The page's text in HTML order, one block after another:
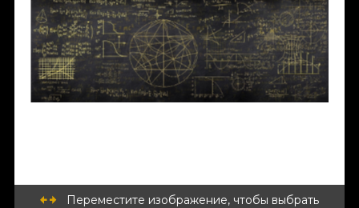
Переместите изображение, чтобы выбрать